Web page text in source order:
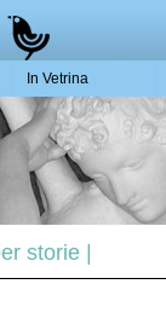
In Vetrina
storie |